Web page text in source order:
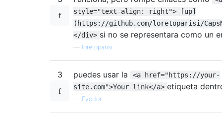
style="text-align: right"> [up]
(https://github.com/loretoparisi/
</div> si no se representara como un
loretoparisi
3 puedes usar la
<a href="https://your-
site.com">Your link</a> etiqueta
— Fyodor